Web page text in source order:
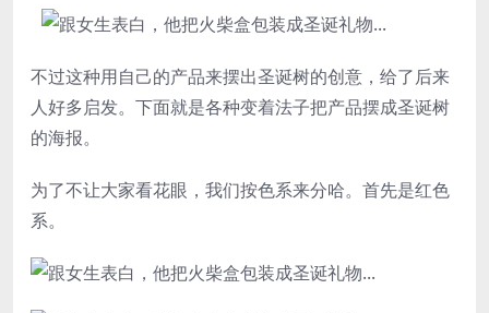
不过这种用自己的产品来摆出圣诞树的创意，给了后来
人好多启发。下面就是各种变着法子把产品摆成圣诞树
的海报。
为了不让大家看花眼，我们按色系来分哈。首先是红色
系。